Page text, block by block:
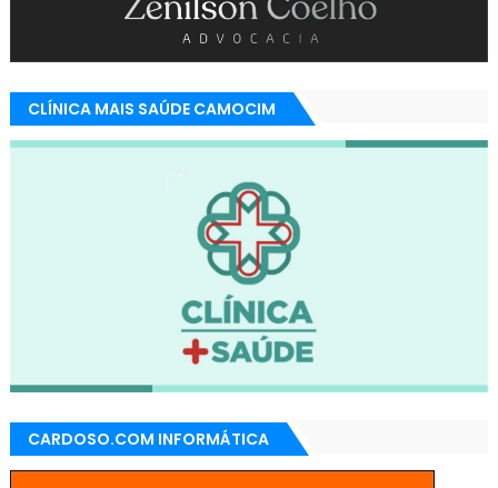
CLÍNICA MAIS SAÚDE CAMOCIM
CARDOSO.COM INFORMÁTICA